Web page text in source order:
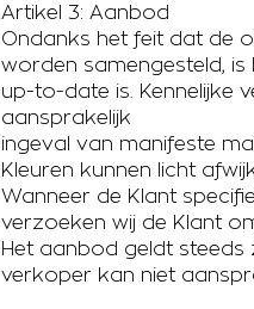
Artikel 3: Aanbod
Ondanks het feit dat de
worden samengesteld,
up-to-date is. Kennelijke
aansprakelijk
ingeval van manifeste
Kleuren kunnen licht
Wanneer de Klant
verzoeken wij de Klant
Het aanbod geldt
verkoper kan niet